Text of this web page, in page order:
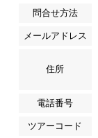
問合せ方法
メールアドレス
住所
電話番号
ツアーコード